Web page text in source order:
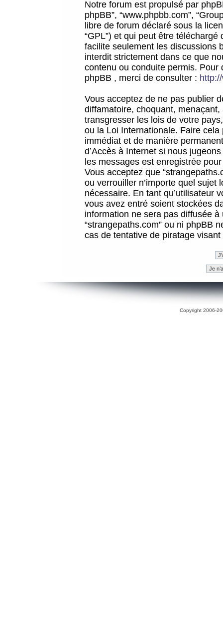
Notre forum est propulsé par
phpBB”, “www.phpbb.com”,
libre de forum déclaré sous la
“GPL”) et qui peut être téléchargé
facilite seulement les discussions
interdit strictement dans ce que
contenu ou conduite permis.
phpBB , merci de consulter :
Vous acceptez de ne pas publier
diffamatoire, choquant,
transgresser les lois de votre
ou la Loi Internationale. Faire
immédiat et de manière
d’Accès à Internet si nous
les messages est enregistrée
Vous acceptez que
ou verrouiller n’importe quel sujet
nécessaire. En tant qu’utilisateur
vous avez entré soient stockées
information ne sera pas diffusée
“strangepaths.com” ou ni phpBB
cas de tentative de piratage
Copyright 2006-